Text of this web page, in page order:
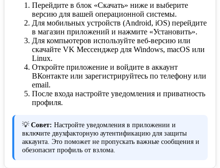
Перейдите в блок «Скачать» ниже и выберите
версию для вашей операционной системы.
Для мобильных устройств (Android, iOS) перейдите
в магазин приложений и нажмите «Установить».
Для компьютеров используйте веб-версию или
скачайте VK Мессенджер для Windows, macOS или
Linux.
Откройте приложение и войдите в аккаунт
ВКонтакте или зарегистрируйтесь по телефону или
email.
После входа настройте уведомления и приватность
профиля.
💡Совет: Настройте уведомления в приложении и
включите двухфакторную аутентификацию для защиты
аккаунта. Это поможет не пропускать важные сообщения и
обезопасит профиль от взлома.